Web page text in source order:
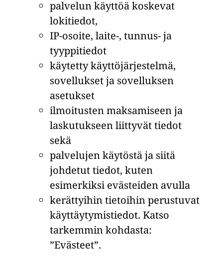
palvelun käyttöä koskevat
lokitiedot,
IP-osoite, laite-, tunnus- ja
tyyppitiedot
käytetty käyttöjärjestelmä,
sovellukset ja sovelluksen
asetukset
ilmoitusten maksamiseen ja
laskutukseen liittyvät tiedot
sekä
palvelujen käytöstä ja siitä
johdetut tiedot, kuten
esimerkiksi evästeiden avulla
kerättyihin tietoihin perustuvat
käyttäytymistiedot. Katso
tarkemmin kohdasta:
”Evästeet”.